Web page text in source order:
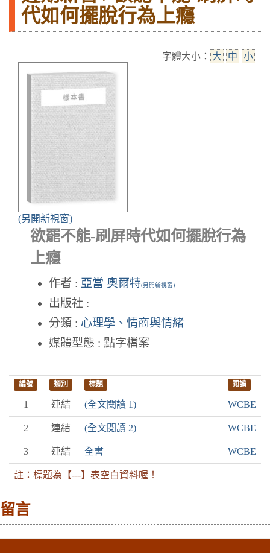
代如何擺脫行為上癮
字體大小： 大 中 小
(另開新視窗)
欲罷不能-刷屏時代如何擺脫行為
上癮
作者 : 亞當 奧爾特(另開新視窗)
出版社 :
分類 : 心理學、情商與情緒
媒體型態 : 點字檔案
編號 類別 標題 閱讀
1 連結 (全文閱讀 1) WCBE
2 連結 (全文閱讀 2) WCBE
3 連結 全書 WCBE
註：標題為【---】表空白資料喔！
留言